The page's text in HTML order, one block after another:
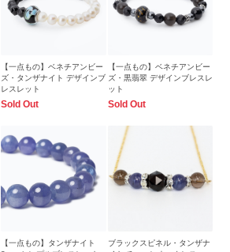
【一点もの】ベネチアンビー
ズ・タンザナイト デザインブ
レスレット
Sold Out
【一点もの】ベネチアンビー
ズ・黒翡翠 デザインブレスレ
ット
Sold Out
【一点もの】タンザナイト
ブラックスピネル・タンザナ